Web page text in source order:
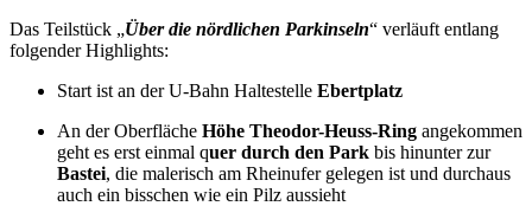
Das Teilstück „Über die nördlichen Parkinseln“ verläuft entlang
folgender Highlights:
Start ist an der U-Bahn Haltestelle Ebertplatz
An der Oberfläche Höhe Theodor-Heuss-Ring angekommen
geht es erst einmal quer durch den Park bis hinunter zur
Bastei, die malerisch am Rheinufer gelegen ist und durchaus
auch ein bisschen wie ein Pilz aussieht